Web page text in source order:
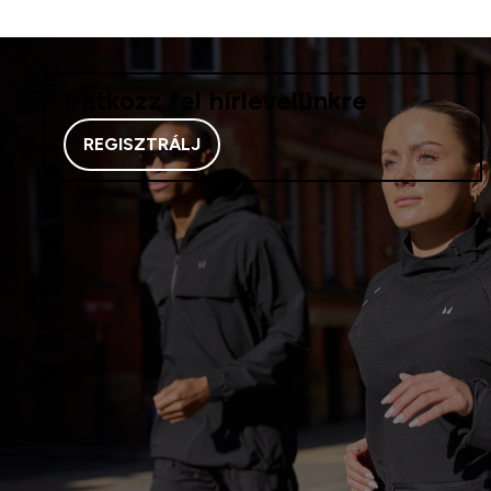
Iratkozz fel hírlevelünkre
REGISZTRÁLJ